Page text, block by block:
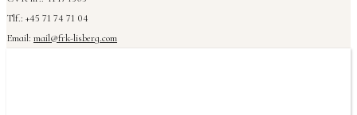
Tlf.: +45 71 74 71 04
Email: mail@frk-lisberg.com